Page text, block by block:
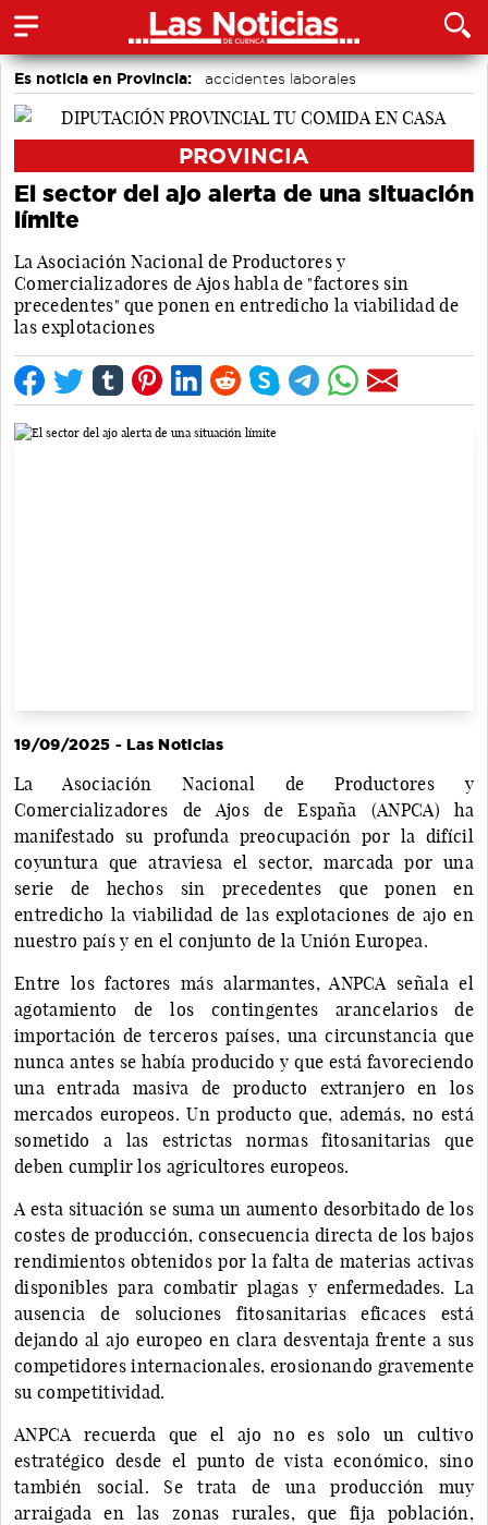
Es noticia en Provincia:
accidentes laborales
Medio Ambiente
PROVINCIA
El sector del ajo alerta de una situación
límite
La Asociación Nacional de Productores y
Comercializadores de Ajos habla de "factores sin
precedentes" que ponen en entredicho la viabilidad de
las explotaciones
19/09/2025 - Las Noticias
La Asociación Nacional de Productores y
Comercializadores de Ajos de España (ANPCA) ha
manifestado su profunda preocupación por la difícil
coyuntura que atraviesa el sector, marcada por una
serie de hechos sin precedentes que ponen en
entredicho la viabilidad de las explotaciones de ajo en
nuestro país y en el conjunto de la Unión Europea.
Entre los factores más alarmantes, ANPCA señala el
agotamiento de los contingentes arancelarios de
importación de terceros países, una circunstancia que
nunca antes se había producido y que está favoreciendo
una entrada masiva de producto extranjero en los
mercados europeos. Un producto que, además, no está
sometido a las estrictas normas fitosanitarias que
deben cumplir los agricultores europeos.
A esta situación se suma un aumento desorbitado de los
costes de producción, consecuencia directa de los bajos
rendimientos obtenidos por la falta de materias activas
disponibles para combatir plagas y enfermedades. La
ausencia de soluciones fitosanitarias eficaces está
dejando al ajo europeo en clara desventaja frente a sus
competidores internacionales, erosionando gravemente
su competitividad.
ANPCA recuerda que el ajo no es solo un cultivo
estratégico desde el punto de vista económico, sino
también social. Se trata de una producción muy
arraigada en las zonas rurales, que fija población,